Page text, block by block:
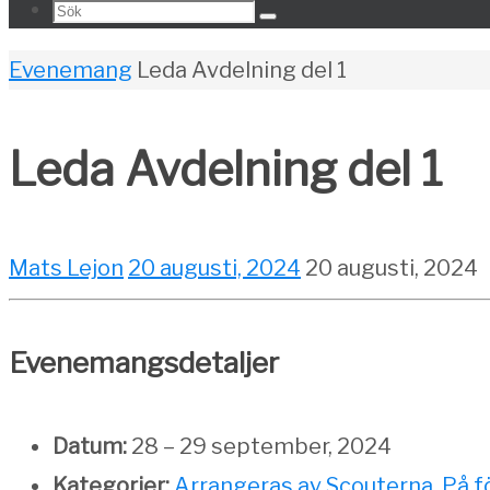
Search
Sök
Home
Evenemang Leda Avdelning del 1
Leda Avdelning del 1
Mats Lejon 20 augusti, 2024 20 augusti, 2024
Evenemangsdetaljer
Datum: 28 – 29 september, 2024